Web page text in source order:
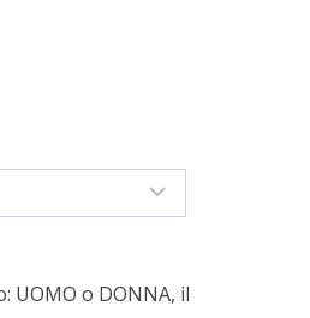
UOMO o DONNA, il